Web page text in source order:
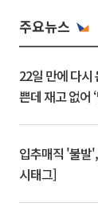
주요뉴스
22일 만에 다
쁜데 재고 없어
입추매직 '불발
시태그]